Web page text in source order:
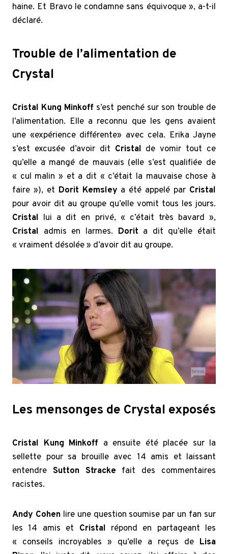
haine. Et Bravo le condamne sans équivoque », a-t-il
déclaré.
Trouble de l’alimentation de
Crystal
Cristal Kung Minkoff s’est penché sur son trouble de
l’alimentation. Elle a reconnu que les gens avaient
une «expérience différente» avec cela. Erika Jayne
s’est excusée d’avoir dit Cristal de vomir tout ce
qu’elle a mangé de mauvais (elle s’est qualifiée de
« cul malin » et a dit « c’était la mauvaise chose à
faire »), et Dorit Kemsley a été appelé par Cristal
pour avoir dit au groupe qu’elle vomit tous les jours.
Cristal lui a dit en privé, « c’était très bavard »,
Cristal admis en larmes. Dorit a dit qu’elle était
« vraiment désolée » d’avoir dit au groupe.
Les mensonges de Crystal exposés
Cristal Kung Minkoff a ensuite été placée sur la
sellette pour sa brouille avec 14 amis et laissant
entendre Sutton Stracke fait des commentaires
racistes.
Andy Cohenlire une question soumise par un fan sur
les 14 amis et Cristal répond en partageant les
« conseils incroyables » qu’elle a reçus de Lisa